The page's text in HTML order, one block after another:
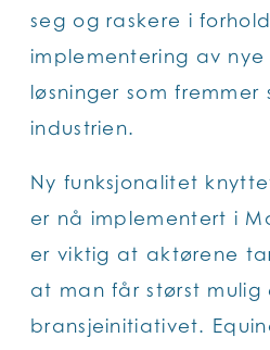
seg og raskere i
implementering av nye
løsninger som fremmer
industrien.
Ny funksjonalitet
er nå implementert i
er viktig at aktørene
at man får størst
bransjeinitiativet.